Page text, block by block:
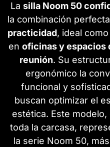
La silla Noom 50
la combinación
practicidad, ideal
en oficinas y espacios
reunión. Su
ergonómico la
funcional y
buscan optimizar el
estética. Este
toda la carcasa,
la serie Noom 50,